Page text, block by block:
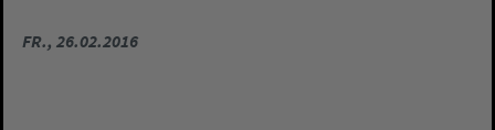
FR., 26.02.2016